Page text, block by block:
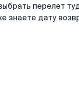
перелет
знаете дату